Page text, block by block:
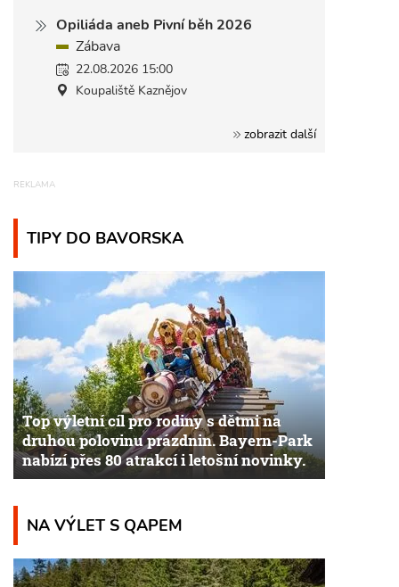
Opiliáda aneb Pivní běh 2026
Zábava
22.08.2026 15:00
Koupaliště Kaznějov
zobrazit další
TIPY DO BAVORSKA
Top výletní cíl pro rodiny s dětmi na
druhou polovinu prázdnin. Bayern-Park
nabízí přes 80 atrakcí i letošní novinky.
NA VÝLET S QAPEM